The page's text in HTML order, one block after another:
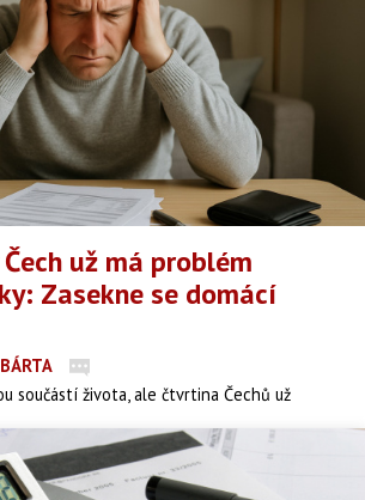
už má problém
Zasekne se domácí
součástí života, ale čtvrtina Čechů už
zdi. Co dalšího odhalil nový průzkum? A proč
by jim mohlo pomoct?